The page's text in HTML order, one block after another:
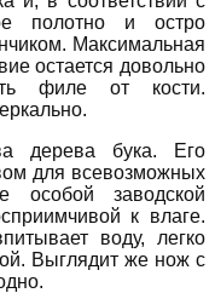
полотно и остро
Максимальная
остается довольно
филе от кости.
дерева бука. Его
для всевозможных
особой заводской
к влаге.
воду, легко
Выглядит же нож с